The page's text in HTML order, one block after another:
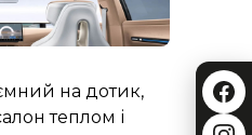
на дотик,
теплом і